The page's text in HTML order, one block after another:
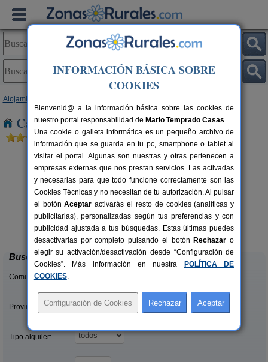
Alojamientos
Casas Rurales cerca de La Acebosa
20+1 pers.
desde25 €
La Casa del Lago de Campoo
Orzales (Cantabria)
Buscar
Comunidades:
Provincias/Islas:
Tipo alquiler:
INFORMACIÓN BÁSICA SOBRE
COOKIES
Bienvenid@ a la información básica sobre las cookies de
nuestro portal responsabilidad de Mario Temprado Casas.
Una cookie o galleta informática es un pequeño archivo de
información que se guarda en tu pc, smartphone o tablet al
visitar el portal. Algunas son nuestras y otras pertenecen a
empresas externas que nos prestan servicios. Las activadas
y necesarias para que todo funcione correctamente son las
Cookies Técnicas y no necesitan de tu autorización. Al pulsar
el botónAceptar activarás el resto de cookies (analíticas y
publicitarias), personalizadas según tus preferencias y con
publicidad ajustada a tus búsquedas. Estas últimas puedes
desactivarlas por completo pulsando el botón Rechazar o
elegir su activación/desactivación desde “Configuración de
Cookies”. Más información en nuestra
POLÍTICA DE
COOKIES.